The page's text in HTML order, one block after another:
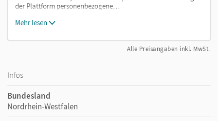
der Plattform personenbezogene…
Mehr lesen
Alle Preisangaben inkl. MwSt.
Infos
Bundesland
Nordrhein-Westfalen